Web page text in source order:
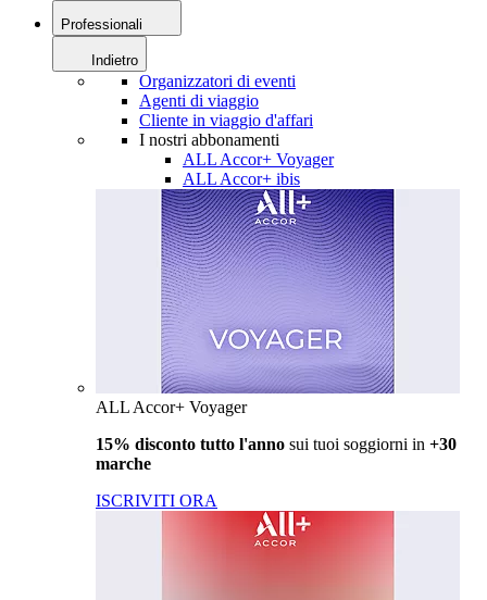
Professionali
Indietro
Organizzatori di eventi
Agenti di viaggio
Cliente in viaggio d'affari
I nostri abbonamenti
ALL Accor+ Voyager
ALL Accor+ ibis
ALL Accor+ Voyager
15% disconto tutto l'anno sui tuoi soggiorni in +30
marche
ISCRIVITI ORA